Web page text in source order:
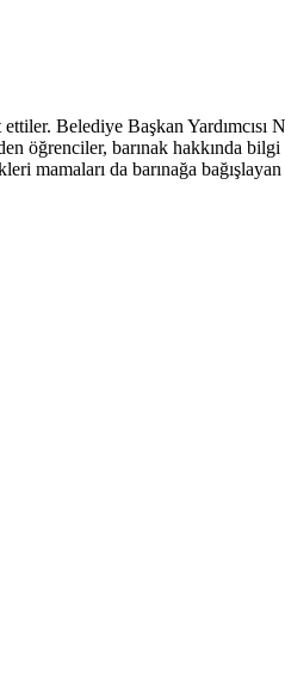
Belediye Başkan Yardımcısı
barınak hakkında
mamaları da barınağa